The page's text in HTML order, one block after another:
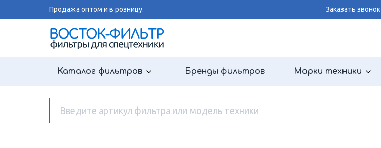
Продажа оптом и в розницу. Заказать звонок
Каталог фильтров Бренды фильтров Марки техники